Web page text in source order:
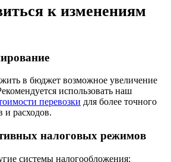
к изменениям
в бюджет возможное увеличение
использовать наш
перевозки для более точного
и расходов.
налоговых режимов
системы налогообложения: